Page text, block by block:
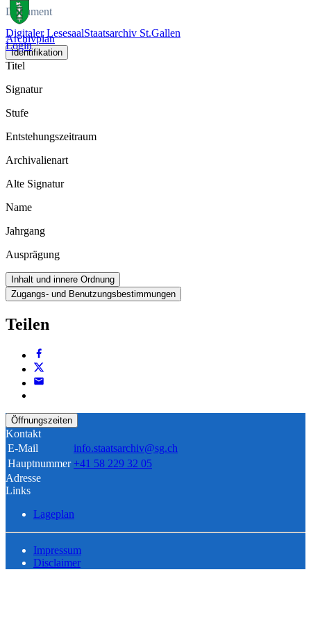
Digitaler LesesaalStaatsarchiv St.Gallen
Login
Dokument
Archivplan
Identifikation
Titel
Signatur
Stufe
Entstehungszeitraum
Archivalienart
Alte Signatur
Name
Jahrgang
Ausprägung
Inhalt und innere Ordnung
Zugangs- und Benutzungsbestimmungen
Teilen
Öffnungszeiten
Kontakt
E-Mail
info.staatsarchiv@sg.ch
Hauptnummer +41 58 229 32 05
Adresse
Links
Lageplan
Impressum
Disclaimer